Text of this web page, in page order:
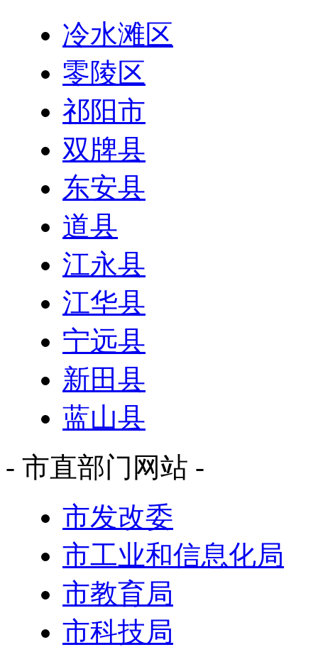
冷水滩区
零陵区
祁阳市
双牌县
东安县
道县
江永县
江华县
宁远县
新田县
蓝山县
- 市直部门网站 -
市发改委
市工业和信息化局
市教育局
市科技局